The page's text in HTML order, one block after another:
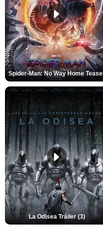
Spider-Man: No Way Home
La Odisea Tráiler (3)